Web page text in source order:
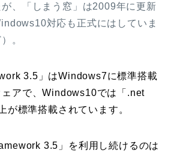
、「しまう窓」は2009年に更新
対応も正式にはしていま
。
3.5」はWindows7に標準搭載
ェアで、Windows10では「.net
が標準搭載されています。
3.5」を利用し続けるのは